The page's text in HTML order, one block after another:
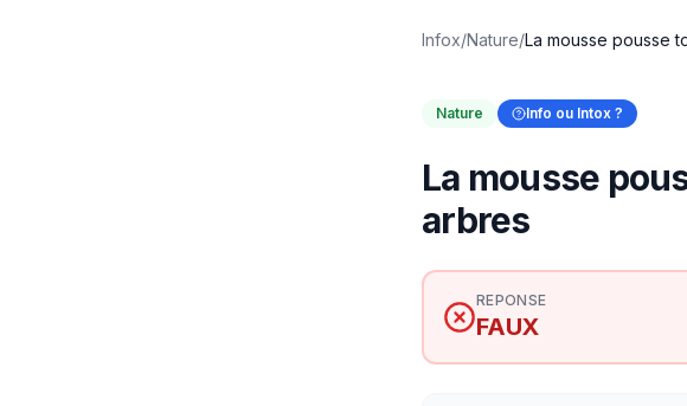
Infox/Nature/La mousse pousse
Nature Info ou Intox ?
La mousse
arbres
REPONSE
FAUX